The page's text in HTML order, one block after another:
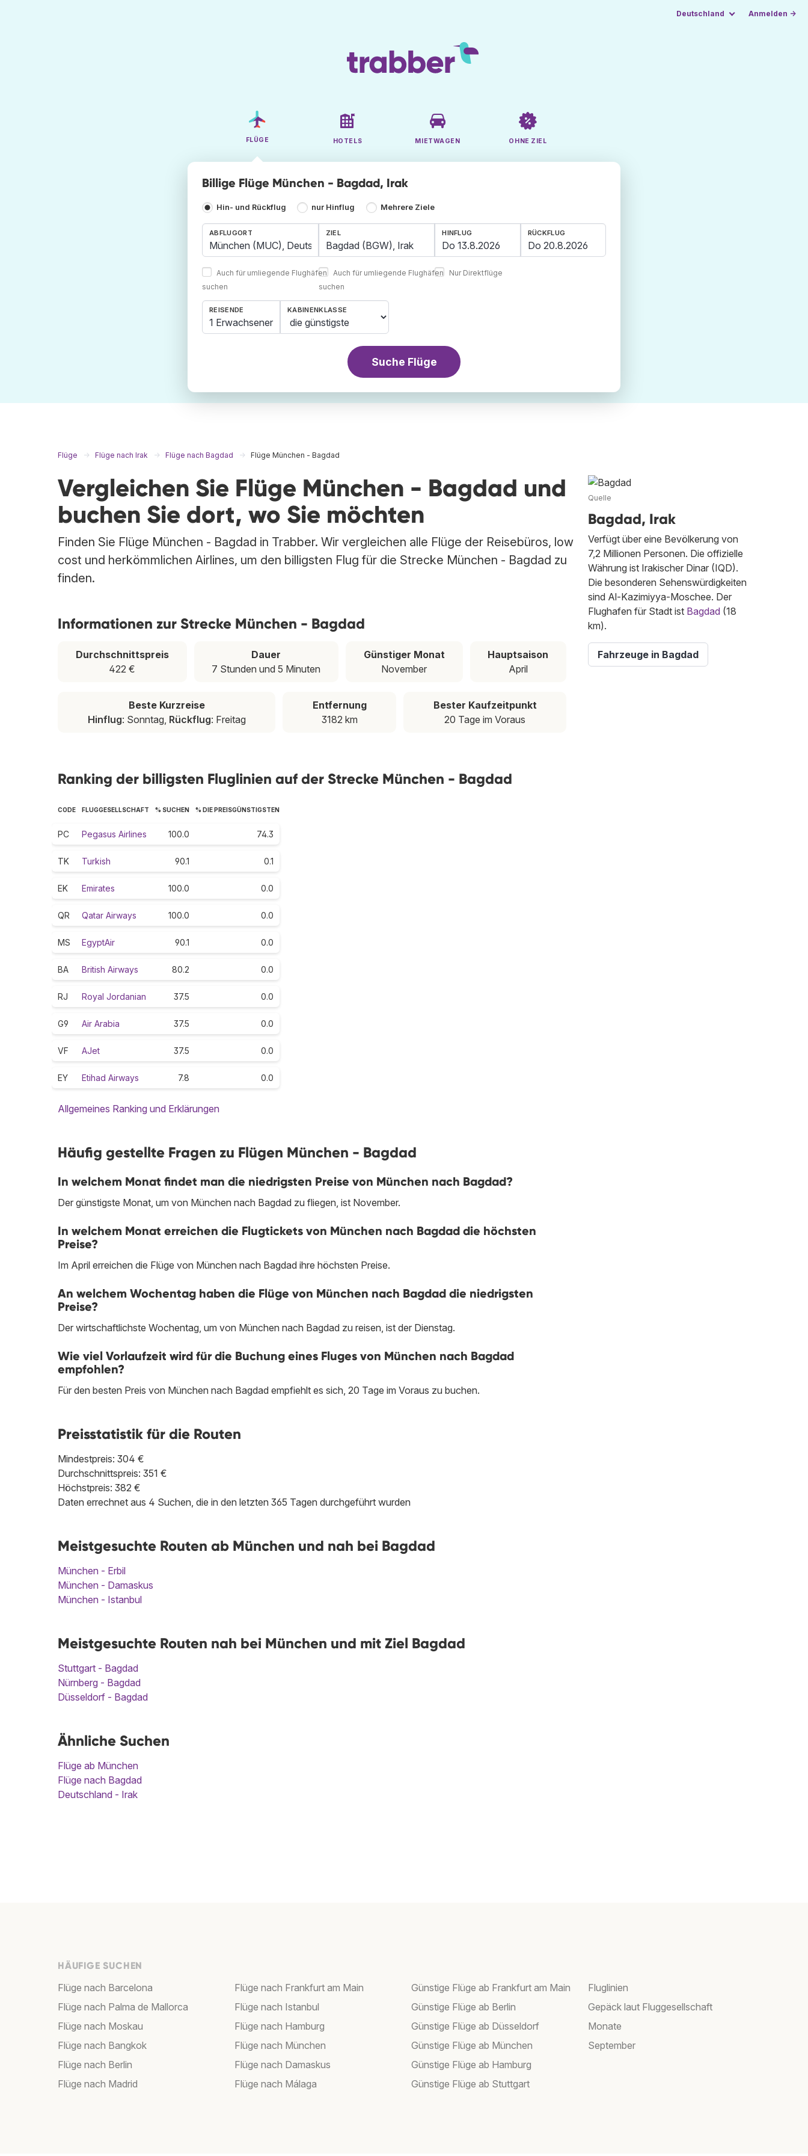
Deutschland Anmelden →
FLÜGE HOTELS MIETWAGEN OHNE ZIEL
Billige Flüge München - Bagdad, Irak
Hin- und Rückflug nur Hinflug Mehrere Ziele
ABFLUGORT
Auch für umliegende Flughäfen
suchen
ZIEL
Auch für umliegende Flughäfen
suchen
HINFLUG RÜCKFLUG
Nur Direktflüge
REISENDE
1 Erwachsener
KABINENKLASSE
Suche Flüge
Flüge Flüge nach Irak Flüge nach Bagdad Flüge München - Bagdad
Vergleichen Sie Flüge München - Bagdad und
buchen Sie dort, wo Sie möchten
Finden Sie Flüge München - Bagdad in Trabber. Wir vergleichen alle Flüge der Reisebüros, low
cost und herkömmlichen Airlines, um den billigsten Flug für die Strecke München - Bagdad zu
finden.
Informationen zur Strecke München - Bagdad
Durchschnittspreis
422 €
Dauer
7 Stunden und 5 Minuten
Günstiger Monat
November
Hauptsaison
April
Beste Kurzreise
Hinflug: Sonntag, Rückflug: Freitag
Entfernung
3182 km
Bester Kaufzeitpunkt
20 Tage im Voraus
Ranking der billigsten Fluglinien auf der Strecke München - Bagdad
CODE FLUGGESELLSCHAFT % SUCHEN % DIE PREISGÜNSTIGSTEN
PC Pegasus Airlines 100.0 74.3
TK Turkish 90.1 0.1
EK Emirates 100.0 0.0
QR Qatar Airways 100.0 0.0
MS EgyptAir 90.1 0.0
BA British Airways 80.2 0.0
RJ Royal Jordanian 37.5 0.0
G9 Air Arabia 37.5 0.0
VF AJet 37.5 0.0
EY Etihad Airways 7.8 0.0
Allgemeines Ranking und Erklärungen
Häufig gestellte Fragen zu Flügen München - Bagdad
In welchem Monat findet man die niedrigsten Preise von München nach Bagdad?
Der günstigste Monat, um von München nach Bagdad zu fliegen, ist November.
In welchem Monat erreichen die Flugtickets von München nach Bagdad die höchsten
Preise?
Im April erreichen die Flüge von München nach Bagdad ihre höchsten Preise.
An welchem Wochentag haben die Flüge von München nach Bagdad die niedrigsten
Preise?
Der wirtschaftlichste Wochentag, um von München nach Bagdad zu reisen, ist der Dienstag.
Wie viel Vorlaufzeit wird für die Buchung eines Fluges von München nach Bagdad
empfohlen?
Für den besten Preis von München nach Bagdad empfiehlt es sich, 20 Tage im Voraus zu buchen.
Preisstatistik für die Routen
Mindestpreis: 304 €
Durchschnittspreis: 351 €
Höchstpreis: 382 €
Daten errechnet aus 4 Suchen, die in den letzten 365 Tagen durchgeführt wurden
Meistgesuchte Routen ab München und nah bei Bagdad
München - Erbil
München - Damaskus
München - Istanbul
Meistgesuchte Routen nah bei München und mit Ziel Bagdad
Stuttgart - Bagdad
Nürnberg - Bagdad
Düsseldorf - Bagdad
Ähnliche Suchen
Flüge ab München
Flüge nach Bagdad
Deutschland - Irak
Quelle
Bagdad, Irak
Verfügt über eine Bevölkerung von
7,2 Millionen Personen. Die offizielle
Währung ist Irakischer Dinar (IQD).
Die besonderen Sehenswürdigkeiten
sind Al-Kazimiyya-Moschee. Der
Flughafen für Stadt ist Bagdad (18
km).
Fahrzeuge in Bagdad
HÄUFIGE SUCHEN
Flüge nach Barcelona
Flüge nach Palma de Mallorca
Flüge nach Moskau
Flüge nach Bangkok
Flüge nach Berlin
Flüge nach Madrid
Flüge nach Frankfurt am Main
Flüge nach Istanbul
Flüge nach Hamburg
Flüge nach München
Flüge nach Damaskus
Flüge nach Málaga
Günstige Flüge ab Frankfurt am Main
Günstige Flüge ab Berlin
Günstige Flüge ab Düsseldorf
Günstige Flüge ab München
Günstige Flüge ab Hamburg
Günstige Flüge ab Stuttgart
Fluglinien
Gepäck laut Fluggesellschaft
Monate
September